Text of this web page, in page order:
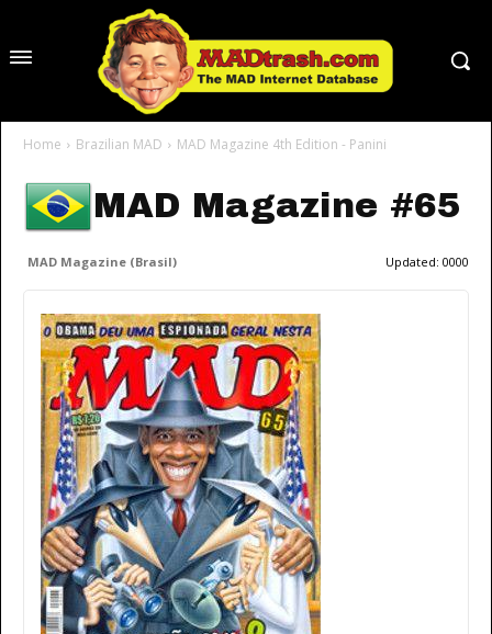
Home Brazilian MAD MAD Magazine 4th Edition - Panini
MAD Magazine #65
MAD Magazine (Brasil) Updated: 0000